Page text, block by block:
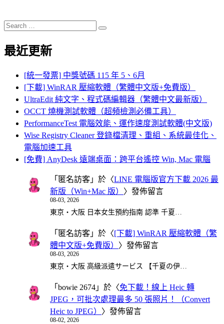
Search
for:
Search
最近更新
[統一發票] 中獎號碼 115 年 5、6月
[下載] WinRAR 壓縮軟體（繁體中文版+免費版）
UltraEdit 純文字、程式碼編輯器（繁體中文最新版）
OCCT 燒機測試軟體（超頻檢測必備工具）
PerformanceTest 電腦效能、運作速度測試軟體(中文版)
Wise Registry Cleaner 登錄檔清理、重組、系統最佳化、
電腦加速工具
[免費] AnyDesk 遠端桌面：跨平台遙控 Win, Mac 電腦
「 匿名訪客 」於〈LINE 電腦版官方下載 2026 最
新版（Win+Mac 版） 〉發佈留言
08-03, 2026
東京・大阪 日本女生預約指南 認準 千夏…
「 匿名訪客 」於〈[下載] WinRAR 壓縮軟體（繁
體中文版+免費版） 〉發佈留言
08-03, 2026
東京・大阪 高級派遣サービス 【千夏の伊…
「 bowie 2674 」於〈免下載！線上 Heic 轉
JPEG，可批次處理最多 50 張照片！（Convert
Heic to JPEG） 〉發佈留言
08-02, 2026